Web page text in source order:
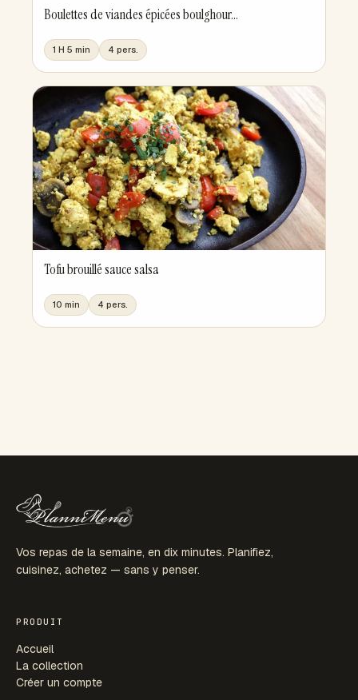
Boulettes de viandes épicées boulghour...
1 H 5 min 4 pers.
Tofu brouillé sauce salsa
10 min 4 pers.
Vos repas de la semaine, en dix minutes. Planifiez,
cuisinez, achetez — sans y penser.
PRODUIT
Accueil
La collection
Créer un compte